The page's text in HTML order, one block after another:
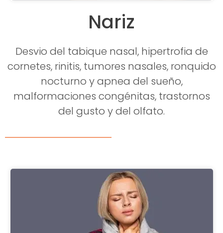
Nariz
Desvio del tabique nasal, hipertrofia de
cornetes, rinitis, tumores nasales, ronquido
nocturno y apnea del sueño,
malformaciones congénitas, trastornos
del gusto y del olfato.